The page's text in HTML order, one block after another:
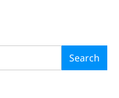
Search